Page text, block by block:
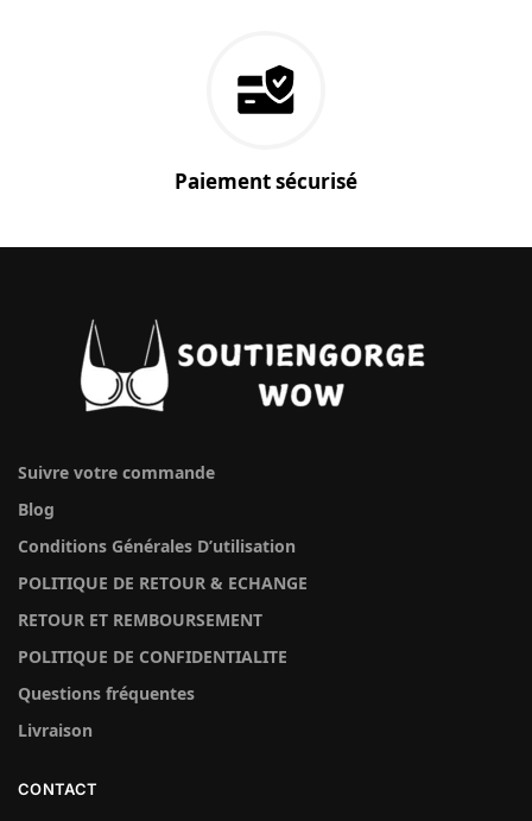
Paiement sécurisé
Suivre votre commande
Blog
Conditions Générales D’utilisation
POLITIQUE DE RETOUR & ECHANGE
RETOUR ET REMBOURSEMENT
POLITIQUE DE CONFIDENTIALITE
Questions fréquentes
Livraison
CONTACT